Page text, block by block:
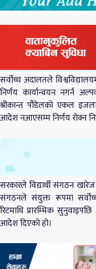
सर्वोच्च अदालतले
निर्णय कार्यान्वयन नगर्न
श्रीकान्त पौडेलको एकल
आदेश नआएसम्म निर्णय रोक्न
सरकारले विद्यार्थी संगठन
संगठनले संयुक्त रूपमा
रिटमाथि प्रारम्भिक
आदेश दिएको हो।